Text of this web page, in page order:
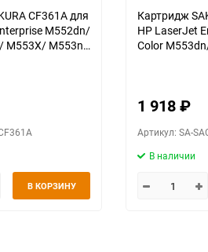
CF361A для
M552dn/
M553X/ M553n,
В КОРЗИНУ
Картридж
HP LaserJet
Color
1 918₽
Артикул: SA-
В наличии